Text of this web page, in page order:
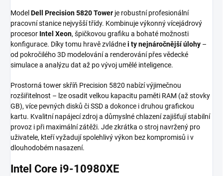
Model Dell Precision 5820 Tower je robustní profesionální
pracovní stanice nejvyšší třídy. Kombinuje výkonný vícejádrový
procesor Intel Xeon, špičkovou grafiku a bohaté možnosti
konfigurace. Díky tomu hravě zvládnei ty nejnáročnější úlohy –
od pokročilého 3D modelování a renderování přes vědecké
simulace a analýzu dat až po vývoj umělé inteligence.
Prostorná tower skříň Precision 5820 nabízí výjimečnou
rozšiřitelnost – lze osadit velkou kapacitu paměti RAM (až stovky
GB), více pevných disků či SSD a dokonce i druhou grafickou
kartu. Kvalitní napájecí zdroj a důmyslné chlazení zajišťují stabilní
provoz i při maximální zátěži. Jde zkrátka o stroj navržený pro
uživatele, kteří vyžadují spolehlivý výkon bez kompromisů i v
dlouhodobém nasazení.
Intel Core i9-10980XE